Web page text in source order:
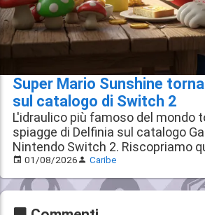
Super Mario Sunshine
sul catalogo di Switch 2
L'idraulico più famoso del mondo
spiagge di Delfinia sul catalogo
Nintendo Switch 2. Riscopriamo
01/08/2026 Caribe